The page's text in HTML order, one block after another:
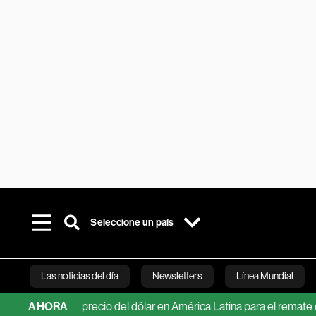
Seleccione un país
Las noticias del día Newsletters Línea Mundial
Bloomberg
AHORA
del precio del dólar en América Latina para el remate de